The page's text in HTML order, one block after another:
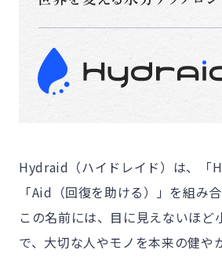
Hydraid（ハイドレイド）は、「
「Aid（回復を助ける）」を組み
この名前には、目に見えないほど
で、大切な人やモノを本来の健や